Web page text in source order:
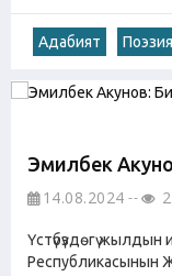
Адабият Поэзия
Эмилбек
14.08.2024
Үстүбүздѳгү
Республикасынын